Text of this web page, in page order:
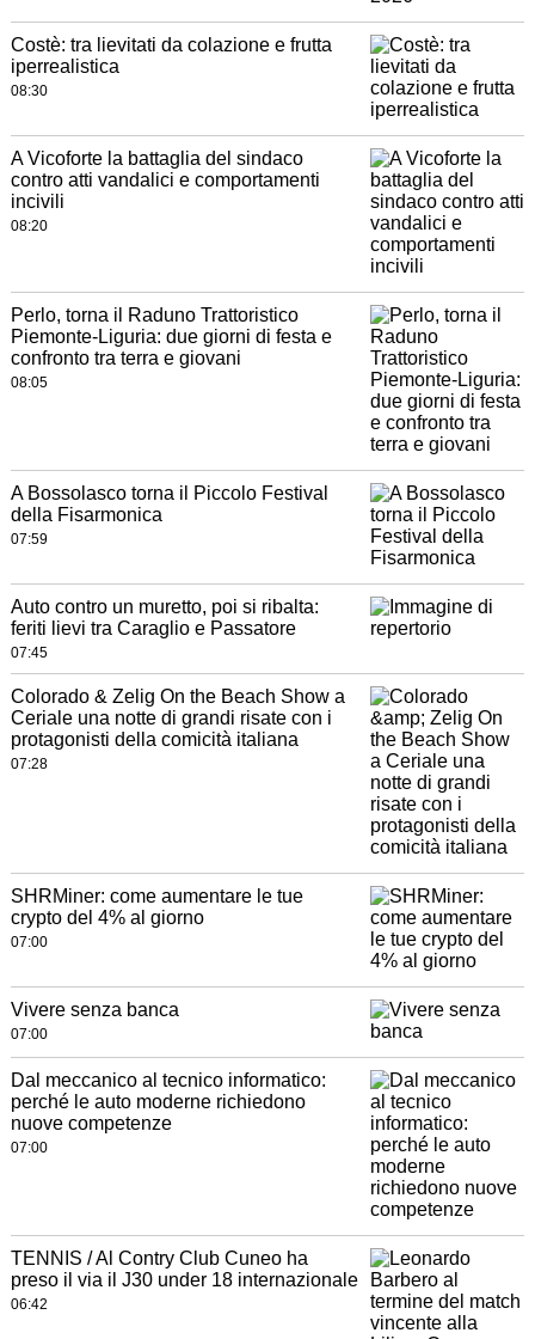
Costè: tra lievitati da colazione e frutta
iperrealistica
08:30
A Vicoforte la battaglia del sindaco
contro atti vandalici e comportamenti
incivili
08:20
Perlo, torna il Raduno Trattoristico
Piemonte-Liguria: due giorni di festa e
confronto tra terra e giovani
08:05
A Bossolasco torna il Piccolo Festival
della Fisarmonica
07:59
Auto contro un muretto, poi si ribalta:
feriti lievi tra Caraglio e Passatore
07:45
Colorado & Zelig On the Beach Show a
Ceriale una notte di grandi risate con i
protagonisti della comicità italiana
07:28
SHRMiner: come aumentare le tue
crypto del 4% al giorno
07:00
Vivere senza banca
07:00
Dal meccanico al tecnico informatico:
perché le auto moderne richiedono
nuove competenze
07:00
TENNIS / Al Contry Club Cuneo ha
preso il via il J30 under 18 internazionale
06:42